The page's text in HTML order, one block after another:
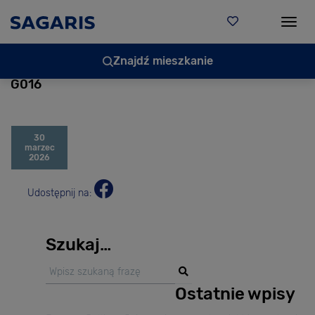
Znajdź mieszkanie
G016
30
marzec
2026
Udostępnij na:
Szukaj…
Ostatnie wpisy